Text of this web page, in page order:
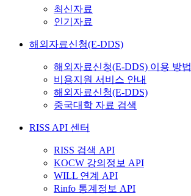
최신자료
인기자료
해외자료신청(E-DDS)
해외자료신청(E-DDS) 이용 방법
비용지원 서비스 안내
해외자료신청(E-DDS)
중국대학 자료 검색
RISS API 센터
RISS 검색 API
KOCW 강의정보 API
WILL 연계 API
Rinfo 통계정보 API